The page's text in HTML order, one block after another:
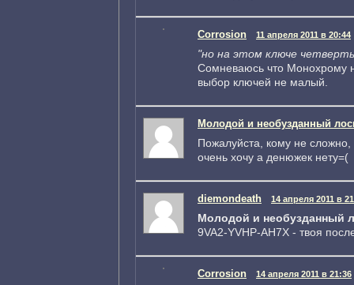
Corrosion 11 апреля 2011 в 20:44
"но на этом ключе
Сомневаюсь что Монохрому
выбор ключей не малый.
Молодой и необузданный
Пожалуйста, кому не сложно,
очень хочу а денюжек нету=(
diemondeath 14 апреля 2011 в
Молодой и необузданный
9VA2-YVHP-AH7X - твоя
Corrosion 14 апреля 2011 в 21:36